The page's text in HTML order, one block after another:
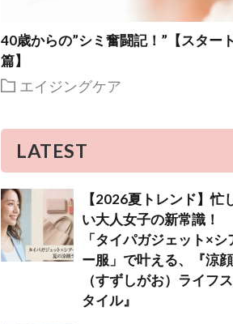
40歳からの”シミ奮闘記！”【スタート
篇】
エイジングケア
LATEST
【2026夏トレンド】忙
い大人女子の新常識！
「タイパガジェット×シ
ー服」で叶える、『涼顔
（すずしがお）ライフス
タイル』